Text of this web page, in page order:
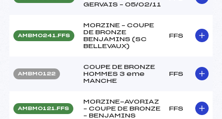
GERVAIS – 05/02/11
AMBM0241.FFS
MORZINE – COUPE
DE BRONZE
BENJAMINS (SC
BELLEVAUX)
FFS
AMBM0122
COUPE DE BRONZE
HOMMES 3 eme
MANCHE
FFS
AMBM0121.FFS
MORZINE-AVORIAZ
– COUPE DE BRONZE
– BENJAMINS
FFS